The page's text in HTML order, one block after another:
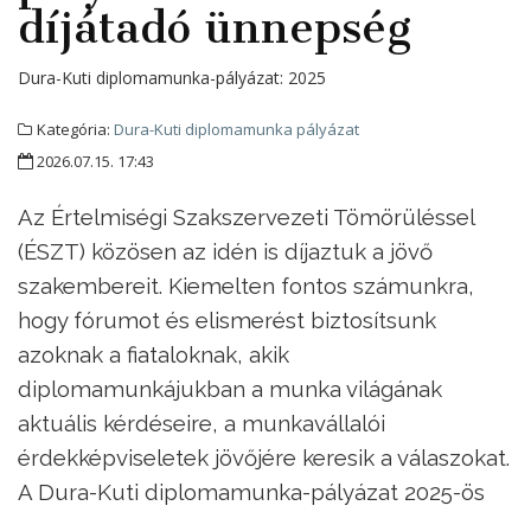
díjátadó ünnepség
Dura-Kuti diplomamunka-pályázat: 2025
Kategória: Dura-Kuti diplomamunka pályázat
2026.07.15. 17:43
Az Értelmiségi Szakszervezeti Tömörüléssel
(ÉSZT) közösen az idén is díjaztuk a jövő
szakembereit. Kiemelten fontos számunkra,
hogy fórumot és elismerést biztosítsunk
azoknak a fiataloknak, akik
diplomamunkájukban a munka világának
aktuális kérdéseire, a munkavállalói
érdekképviseletek jövőjére keresik a válaszokat.
A Dura-Kuti diplomamunka-pályázat 2025-ös